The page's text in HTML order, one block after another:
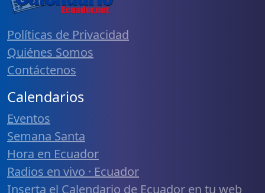
Políticas de Privacidad
Quiénes Somos
Contáctenos
Calendarios
Eventos
Semana Santa
Hora en Ecuador
Radios en vivo · Ecuador
Inserta el Calendario de Ecuador en tu web